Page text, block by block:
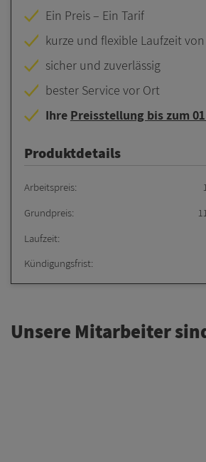
Ein Preis – Ein Tarif
kurze und flexible Laufzeit
sicher und zuverlässig
bester Service vor Ort
Ihre Preisstellung bis zum
Produktdetails
Arbeitspreis:
Grundpreis:
Laufzeit:
Kündigungsfrist:
Unsere Mitarbeiter